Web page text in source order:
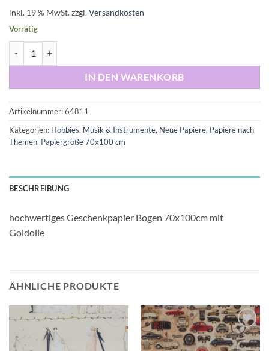
inkl. 19 % MwSt.zzgl.Versandkosten
Vorrätig
IN DEN WARENKORB
Artikelnummer:64811
Kategorien: Hobbies, Musik & Instrumente, Neue Papiere, Papiere nach
Themen, Papiergröße 70x100 cm
BESCHREIBUNG
hochwertiges Geschenkpapier Bogen 70x100cm mit
Goldolie
ÄHNLICHE PRODUKTE
Auf die
Wunschliste
Auf die
Wunschliste